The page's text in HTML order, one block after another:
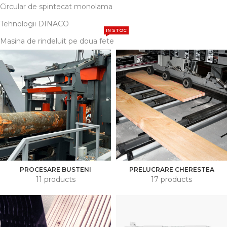
Circular de spintecat monolama
Tehnologii DINACO
Masina de rindeluit pe doua fete
IN STOC
PROCESARE BUSTENI
11 products
PRELUCRARE CHERESTEA
17 products